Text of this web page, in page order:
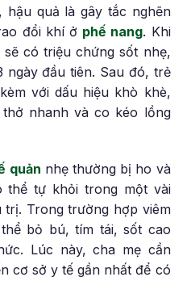
quả là gây tắc nghẽn
đổi khí ở phế nang. Khi
có triệu chứng sốt nhẹ,
ngày đầu tiên. Sau đó, trẻ
với dấu hiệu khò khè,
nhanh và co kéo lồng
quản nhẹ thường bị ho và
thể tự khỏi trong một vài
trị. Trong trường hợp viêm
bỏ bú, tím tái, sốt cao
Lúc này, cha mẹ cần
cơ sở y tế gần nhất để có